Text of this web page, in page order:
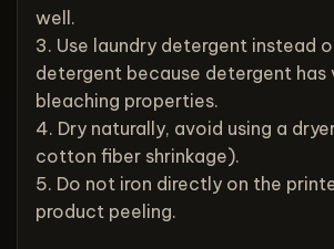
well.
3. Use laundry detergent instead
detergent because detergent has
bleaching properties.
4. Dry naturally, avoid using a
cotton fiber shrinkage).
5. Do not iron directly on the
product peeling.